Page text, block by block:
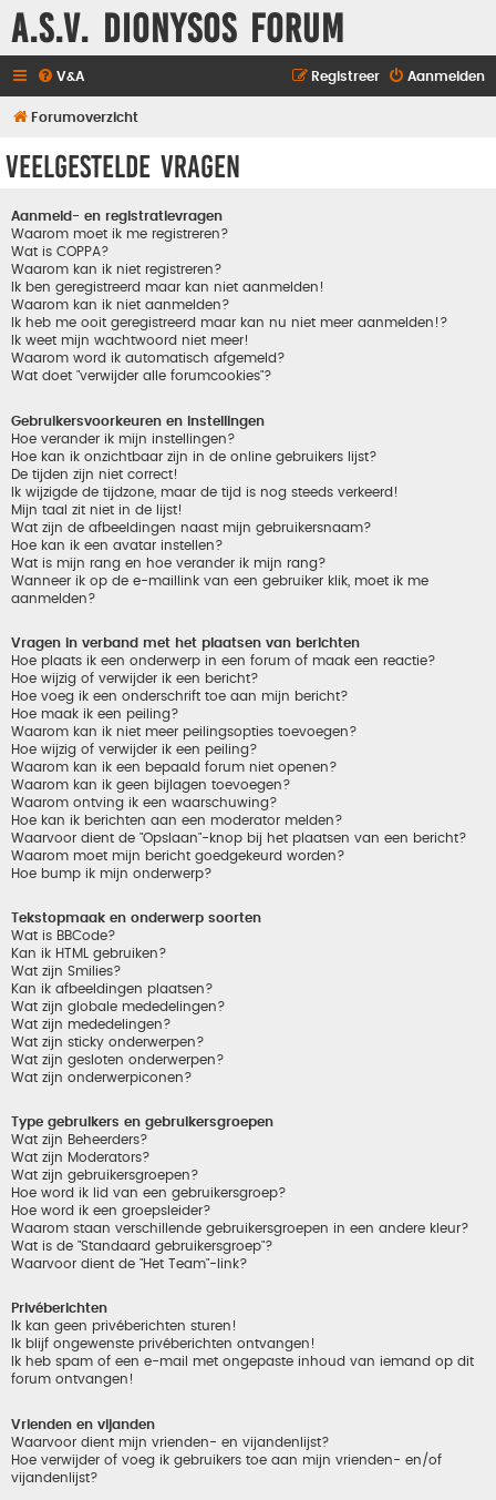
A.S.V. Dionysos Forum
V&A Aanmelden
Registreer
Forumoverzicht
Veelgestelde vragen
Aanmeld- en registratievragen
Waarom moet ik me registreren?
Wat is COPPA?
Waarom kan ik niet registreren?
Ik ben geregistreerd maar kan niet aanmelden!
Waarom kan ik niet aanmelden?
Ik heb me ooit geregistreerd maar kan nu niet meer aanmelden!?
Ik weet mijn wachtwoord niet meer!
Waarom word ik automatisch afgemeld?
Wat doet "verwijder alle forumcookies"?
Gebruikersvoorkeuren en instellingen
Hoe verander ik mijn instellingen?
Hoe kan ik onzichtbaar zijn in de online gebruikers lijst?
De tijden zijn niet correct!
Ik wijzigde de tijdzone, maar de tijd is nog steeds verkeerd!
Mijn taal zit niet in de lijst!
Wat zijn de afbeeldingen naast mijn gebruikersnaam?
Hoe kan ik een avatar instellen?
Wat is mijn rang en hoe verander ik mijn rang?
Wanneer ik op de e-maillink van een gebruiker klik, moet ik me
aanmelden?
Vragen in verband met het plaatsen van berichten
Hoe plaats ik een onderwerp in een forum of maak een reactie?
Hoe wijzig of verwijder ik een bericht?
Hoe voeg ik een onderschrift toe aan mijn bericht?
Hoe maak ik een peiling?
Waarom kan ik niet meer peilingsopties toevoegen?
Hoe wijzig of verwijder ik een peiling?
Waarom kan ik een bepaald forum niet openen?
Waarom kan ik geen bijlagen toevoegen?
Waarom ontving ik een waarschuwing?
Hoe kan ik berichten aan een moderator melden?
Waarvoor dient de "Opslaan"-knop bij het plaatsen van een bericht?
Waarom moet mijn bericht goedgekeurd worden?
Hoe bump ik mijn onderwerp?
Tekstopmaak en onderwerp soorten
Wat is BBCode?
Kan ik HTML gebruiken?
Wat zijn Smilies?
Kan ik afbeeldingen plaatsen?
Wat zijn globale mededelingen?
Wat zijn mededelingen?
Wat zijn sticky onderwerpen?
Wat zijn gesloten onderwerpen?
Wat zijn onderwerpiconen?
Type gebruikers en gebruikersgroepen
Wat zijn Beheerders?
Wat zijn Moderators?
Wat zijn gebruikersgroepen?
Hoe word ik lid van een gebruikersgroep?
Hoe word ik een groepsleider?
Waarom staan verschillende gebruikersgroepen in een andere kleur?
Wat is de "Standaard gebruikersgroep"?
Waarvoor dient de "Het Team"-link?
Privéberichten
Ik kan geen privéberichten sturen!
Ik blijf ongewenste privéberichten ontvangen!
Ik heb spam of een e-mail met ongepaste inhoud van iemand op dit
forum ontvangen!
Vrienden en vijanden
Waarvoor dient mijn vrienden- en vijandenlijst?
Hoe verwijder of voeg ik gebruikers toe aan mijn vrienden- en/of
vijandenlijst?